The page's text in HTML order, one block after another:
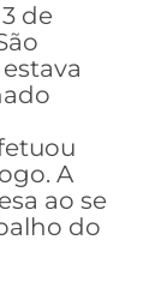
de
A
ao se
do